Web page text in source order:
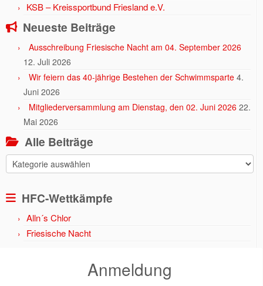
KSB – Kreissportbund Friesland e.V.
Neueste Beiträge
Ausschreibung Friesische Nacht am 04. September 2026
12. Juli 2026
Wir feiern das 40-jährige Bestehen der Schwimmsparte 4.
Juni 2026
Mitgliederversammlung am Dienstag, den 02. Juni 2026 22.
Mai 2026
Alle Beiträge
Alle
Beiträge
HFC-Wettkämpfe
Alln´s Chlor
Friesische Nacht
Anmeldung